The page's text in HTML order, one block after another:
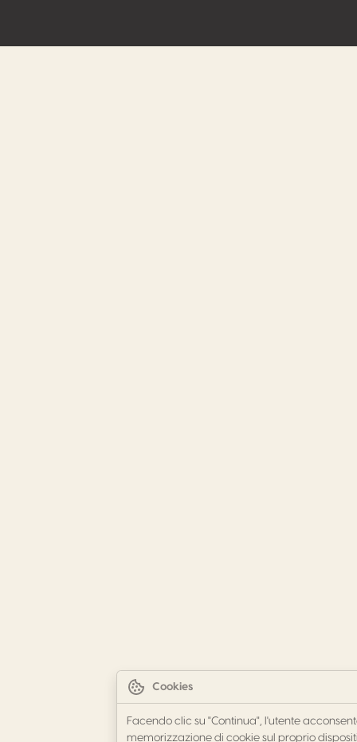
Cookies
Facendo clic su "Continua", l'utente
memorizzazione di cookie sul proprio